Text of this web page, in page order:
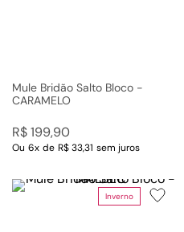
Mule Bridão Salto Bloco -
CARAMELO
R$199,90
Ou 6x de R$ 33,31 sem juros
Inverno